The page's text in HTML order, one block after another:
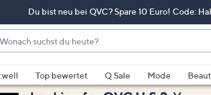
Du bist neu bei QVC? Spare 10 Euro! Code:
Top bewertet Q Sale Mode